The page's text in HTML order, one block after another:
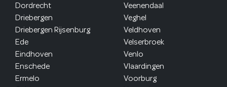
Dordrecht
Driebergen
Driebergen Rijsenburg
Ede
Eindhoven
Enschede
Ermelo
Veenendaal
Veghel
Veldhoven
Velserbroek
Venlo
Vlaardingen
Voorburg